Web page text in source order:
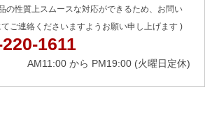
の性質上スムースな対応ができるため、お問い
ご連絡くださいますようお願い申し上げます )
1611
AM11:00 から PM19:00 (火曜日定休)